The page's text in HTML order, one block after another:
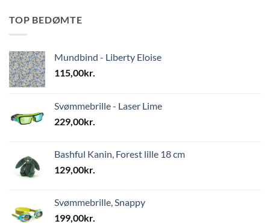
TOP BEDØMTE
Mundbind - Liberty Eloise
115,00kr.
Svømmebrille - Laser Lime
229,00kr.
Bashful Kanin, Forest lille 18 cm
129,00kr.
Svømmebrille, Snappy
199,00kr.